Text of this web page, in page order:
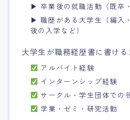
▶ 卒業後の就職活動（既卒
▶ 職歴がある大学生（編入
後の入学など）
大学生が職務経歴書に書け
アルバイト経験
インターンシップ経験
サークル・学生団体での
学業・ゼミ・研究活動